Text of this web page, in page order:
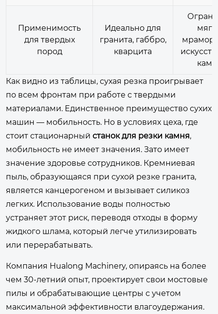
Применимость
для твердых
пород
Идеально для
гранита, габбро,
кварцита
Как видно из таблицы, сухая резка проигрывает
по всем фронтам при работе с твердыми
материалами. Единственное преимущество сухих
машин — мобильность. Но в условиях цеха, где
стоит стационарный станок для резки камня,
мобильность не имеет значения. Зато имеет
значение здоровье сотрудников. Кремниевая
пыль, образующаяся при сухой резке гранита,
является канцерогеном и вызывает силикоз
легких. Использование воды полностью
устраняет этот риск, переводя отходы в форму
жидкого шлама, который легче утилизировать
или перерабатывать.
Компания Hualong Machinery, опираясь на более
чем 30-летний опыт, проектирует свои мостовые
пилы и обрабатывающие центры с учетом
максимальной эффективности влагоудержания.